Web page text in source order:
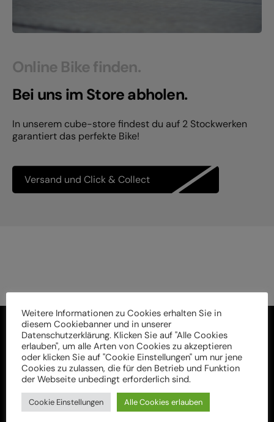
Online Bike finden.
Bei uns im Store abholen.
In unserem cube-store findest du auf 2 Stockwerken
garantiert das perfekte Bike!
Versand und Click & Collect
Weitere Informationen zu Cookies erhalten Sie in
diesem Cookiebanner und in unserer
Datenschutzerklärung. Klicken Sie auf "Alle Cookies
erlauben", um alle Arten von Cookies zu akzeptieren
oder klicken Sie auf "Cookie Einstellungen" um nur jene
Cookies zu zulassen, die für den Betrieb und Funktion
der Webseite unbedingt erforderlich sind.
Cookie Einstellungen Alle Cookies erlauben